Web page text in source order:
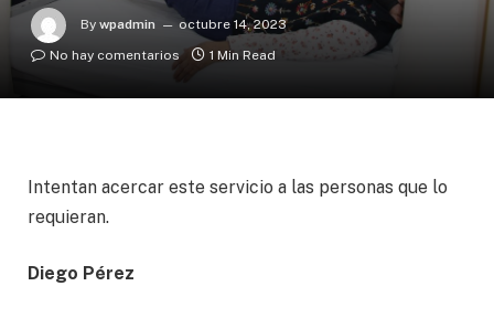
By wpadmin
octubre 14, 2023
No hay comentarios
1 Min Read
Intentan acercar este servicio a las personas que lo
requieran.
Diego Pérez